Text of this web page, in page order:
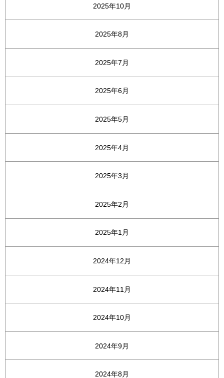
2025年10月
2025年8月
2025年7月
2025年6月
2025年5月
2025年4月
2025年3月
2025年2月
2025年1月
2024年12月
2024年11月
2024年10月
2024年9月
2024年8月